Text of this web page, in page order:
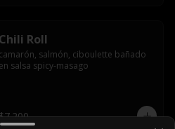
Chili Roll
camarón, salmón, ciboulette bañado
en salsa spicy-masago